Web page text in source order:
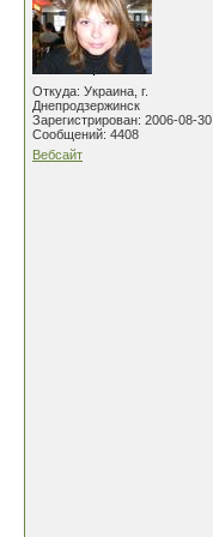
Откуда: Украина, г.
Днепродзержинск
Зарегистрирован: 2006-08-30
Сообщений: 4408
Вебсайт